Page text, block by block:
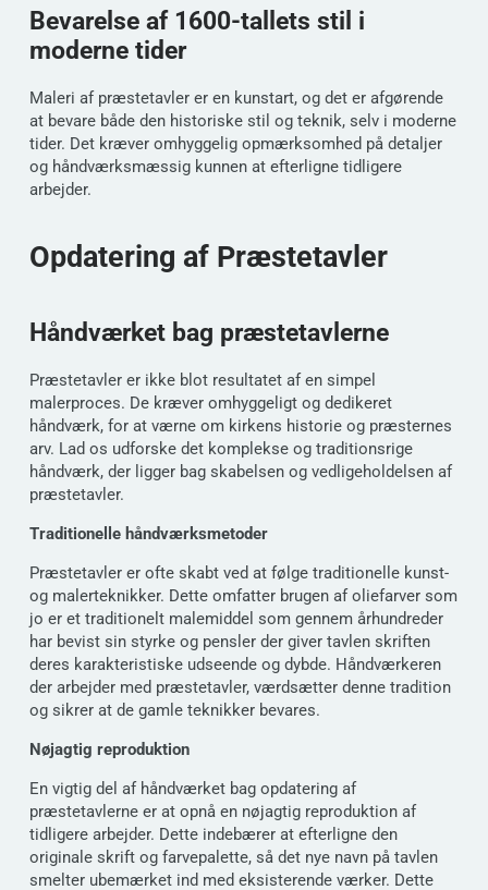
Bevarelse af 1600-tallets stil i
moderne tider
Maleri af præstetavler er en kunstart, og det er afgørende
at bevare både den historiske stil og teknik, selv i moderne
tider. Det kræver omhyggelig opmærksomhed på detaljer
og håndværksmæssig kunnen at efterligne tidligere
arbejder.
Opdatering af Præstetavler
Håndværket bag præstetavlerne
Præstetavler er ikke blot resultatet af en simpel
malerproces. De kræver omhyggeligt og dedikeret
håndværk, for at værne om kirkens historie og præsternes
arv. Lad os udforske det komplekse og traditionsrige
håndværk, der ligger bag skabelsen og vedligeholdelsen af
præstetavler.
Traditionelle håndværksmetoder
Præstetavler er ofte skabt ved at følge traditionelle kunst-
og malerteknikker. Dette omfatter brugen af oliefarver som
jo er et traditionelt malemiddel som gennem århundreder
har bevist sin styrke og pensler der giver tavlen skriften
deres karakteristiske udseende og dybde. Håndværkeren
der arbejder med præstetavler, værdsætter denne tradition
og sikrer at de gamle teknikker bevares.
Nøjagtig reproduktion
En vigtig del af håndværket bag opdatering af
præstetavlerne er at opnå en nøjagtig reproduktion af
tidligere arbejder. Dette indebærer at efterligne den
originale skrift og farvepalette, så det nye navn på tavlen
smelter ubemærket ind med eksisterende værker. Dette